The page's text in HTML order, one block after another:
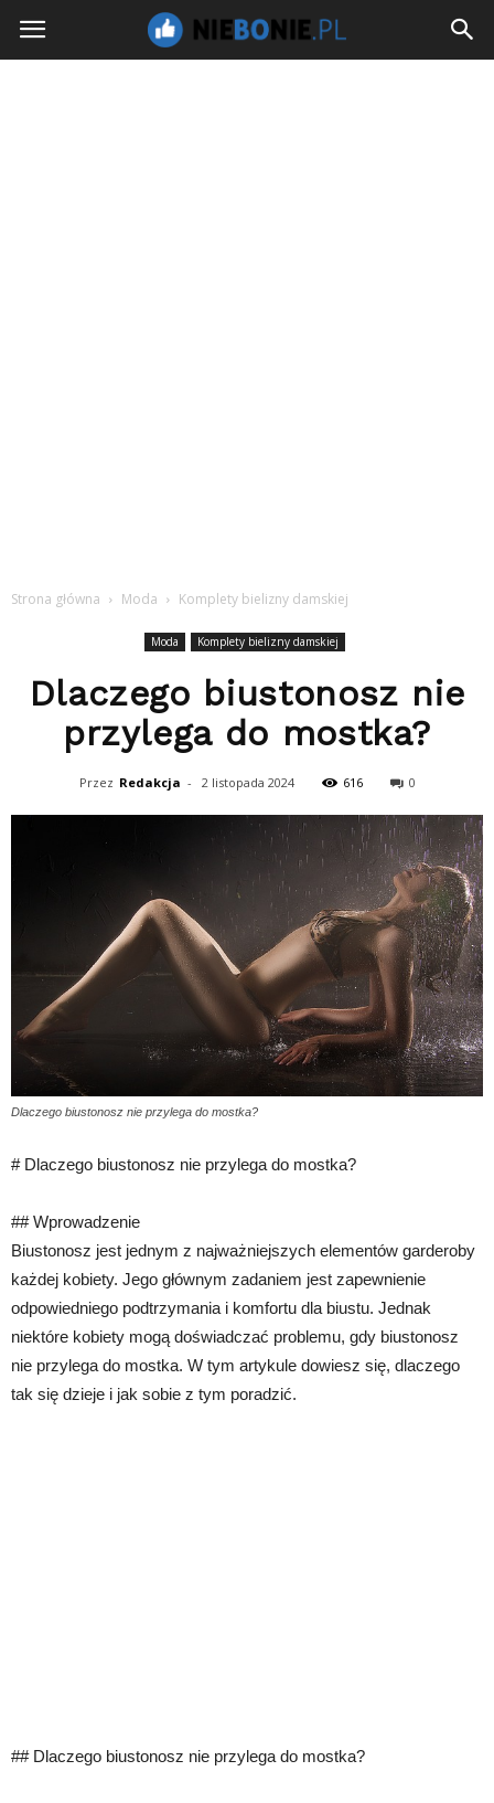
NieBoNie.pl
Strona główna Moda Komplety bielizny damskiej
Moda Komplety bielizny damskiej
Dlaczego biustonosz nie
przylega do mostka?
Przez Redakcja - 2 listopada 2024 616 0
Dlaczego biustonosz nie przylega do mostka?
# Dlaczego biustonosz nie przylega do mostka?
## Wprowadzenie
Biustonosz jest jednym z najważniejszych elementów garderoby
każdej kobiety. Jego głównym zadaniem jest zapewnienie
odpowiedniego podtrzymania i komfortu dla biustu. Jednak
niektóre kobiety mogą doświadczać problemu, gdy biustonosz
nie przylega do mostka. W tym artykule dowiesz się, dlaczego
tak się dzieje i jak sobie z tym poradzić.
## Dlaczego biustonosz nie przylega do mostka?